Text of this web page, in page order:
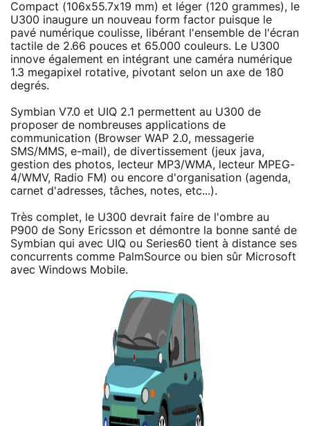
Compact (106x55.7x19 mm) et léger (120 grammes), le
U300 inaugure un nouveau form factor puisque le
pavé numérique coulisse, libérant l'ensemble de l'écran
tactile de 2.66 pouces et 65.000 couleurs. Le U300
innove également en intégrant une caméra numérique
1.3 megapixel rotative, pivotant selon un axe de 180
degrés.
Symbian V7.0 et UIQ 2.1 permettent au U300 de
proposer de nombreuses applications de
communication (Browser WAP 2.0, messagerie
SMS/MMS, e-mail), de divertissement (jeux java,
gestion des photos, lecteur MP3/WMA, lecteur MPEG-
4/WMV, Radio FM) ou encore d'organisation (agenda,
carnet d'adresses, tâches, notes, etc...).
Très complet, le U300 devrait faire de l'ombre au
P900 de Sony Ericsson et démontre la bonne santé de
Symbian qui avec UIQ ou Series60 tient à distance ses
concurrents comme PalmSource ou bien sûr Microsoft
avec Windows Mobile.